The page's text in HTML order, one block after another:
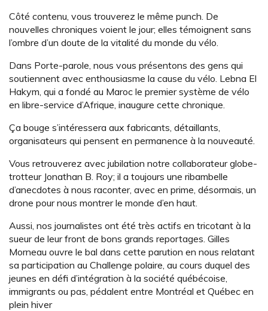
Côté contenu, vous trouverez le même punch. De
nouvelles chroniques voient le jour; elles témoignent sans
l’ombre d’un doute de la vitalité du monde du vélo.
Dans Porte-parole, nous vous présentons des gens qui
soutiennent avec enthousiasme la cause du vélo. Lebna El
Hakym, qui a fondé au Maroc le premier système de vélo
en libre-service d’Afrique, inaugure cette chronique.
Ça bouge s’intéressera aux fabricants, détaillants,
organisateurs qui pensent en permanence à la nouveauté.
Vous retrouverez avec jubilation notre collaborateur globe-
trotteur Jonathan B. Roy; il a toujours une ribambelle
d’anecdotes à nous raconter, avec en prime, désormais, un
drone pour nous montrer le monde d’en haut.
Aussi, nos journalistes ont été très actifs en tricotant à la
sueur de leur front de bons grands reportages. Gilles
Morneau ouvre le bal dans cette parution en nous relatant
sa participation au Challenge polaire, au cours duquel des
jeunes en défi d’intégration à la société québécoise,
immigrants ou pas, pédalent entre Montréal et Québec en
plein hiver